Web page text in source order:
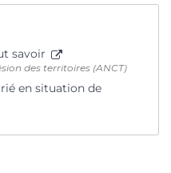
savoir
des territoires (ANCT)
en situation de